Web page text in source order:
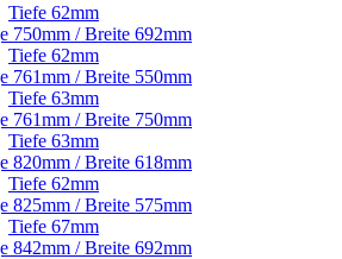
Tiefe 62mm
750mm / Breite 692mm
Tiefe 62mm
761mm / Breite 550mm
Tiefe 63mm
761mm / Breite 750mm
Tiefe 63mm
820mm / Breite 618mm
Tiefe 62mm
825mm / Breite 575mm
Tiefe 67mm
842mm / Breite 692mm